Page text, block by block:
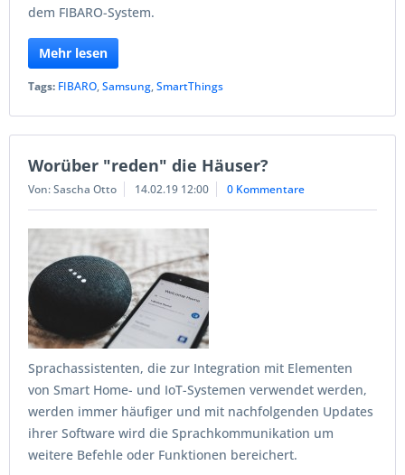
dem FIBARO-System.
Mehr lesen
Tags: FIBARO,Samsung,SmartThings
Worüber "reden" die Häuser?
Von: Sascha Otto 14.02.19 12:00 0 Kommentare
Sprachassistenten, die zur Integration mit Elementen
von Smart Home- und IoT-Systemen verwendet werden,
werden immer häufiger und mit nachfolgenden Updates
ihrer Software wird die Sprachkommunikation um
weitere Befehle oder Funktionen bereichert.